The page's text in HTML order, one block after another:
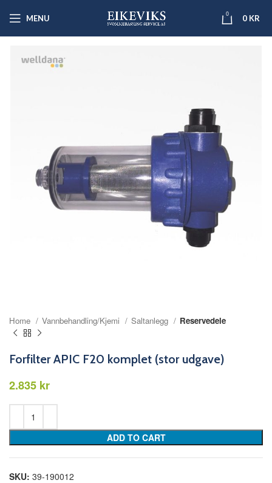
MENU 0 0 KR
Home Vannbehandling/Kjemi Saltanlegg Reservedele
Forfilter APIC F20 komplet (stor udgave)
kr
ADD TO CART
SKU: 39-190012